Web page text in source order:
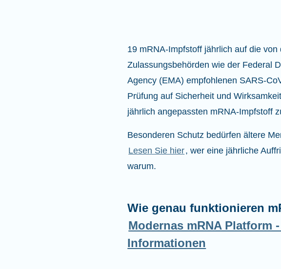
19 mRNA-Impfstoff jährlich auf die
Zulassungsbehörden wie der Federal
Agency (EMA) empfohlenen SARS-
Prüfung auf Sicherheit und
jährlich angepassten mRNA-Impfstoff
Besonderen Schutz bedürfen ältere
Lesen Sie hier, wer eine jährliche
warum.
Wie genau funktionieren
Modernas mRNA Platform
Informationen